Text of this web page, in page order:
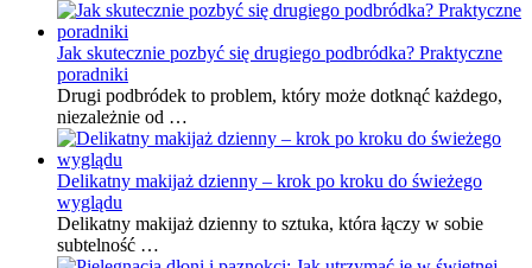
Jak skutecznie pozbyć się drugiego podbródka? Praktyczne
poradniki
Drugi podbródek to problem, który może dotknąć każdego,
niezależnie od …
Delikatny makijaż dzienny – krok po kroku do świeżego
wyglądu
Delikatny makijaż dzienny to sztuka, która łączy w sobie
subtelność …